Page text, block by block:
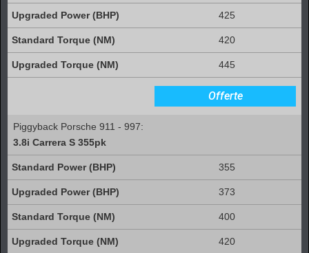
425
420
445
Offerte
Piggyback Porsche 911 - 997:
3.8i Carrera S 355pk
355
373
400
420